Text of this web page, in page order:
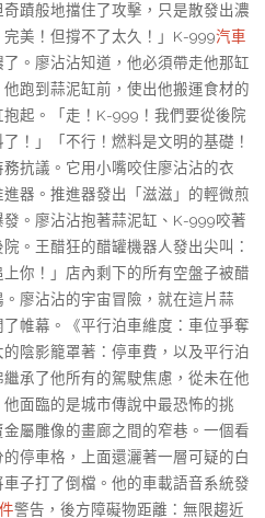
蹟般地擋住了攻擊，只是散發出濃
美！但撐不了太久！」K-999汽車
。廖沾沾知道，他必須帶走他那缸
跑到蒜泥缸前，使出他搬運食材的
起。「走！K-999！我們要從後院
！」「不行！燃料是文明的基礎！
抗議。它用小嘴咬住廖沾沾的衣
器。推進器發出「滋滋」的輕微煎
。廖沾沾抱著蒜泥缸、K-999咬著
。王醋狂的醋罐機器人發出尖叫：
上你！」店內剩下的所有空盤子被醋
廖沾沾的宇宙冒險，就在這片蒜
帷幕。《平行泊車維度：車位爭奪
陰影籠罩著：停車費，以及平行泊
承了他所有的駕駛焦慮，從未在他
面臨的是城市傳說中最恐怖的挑
屬雕像的畫廊之間的窄巷。一個看
停車格，上面還灑著一層可疑的白
子打了倒檔。他的車載語音系統發
警告，後方障礙物距離：無限趨近